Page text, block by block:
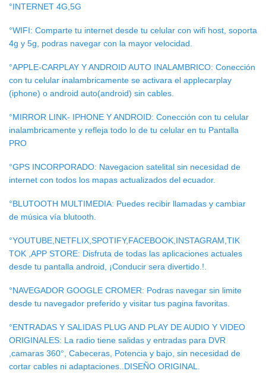
°INTERNET 4G,5G
°WIFI: Comparte tu internet desde tu celular con wifi host, soporta
4g y 5g, podras navegar con la mayor velocidad.
°APPLE-CARPLAY Y ANDROID AUTO INALAMBRICO: Conección
con tu celular inalambricamente se activara el applecarplay
(iphone) o android auto(android) sin cables.
°MIRROR LINK- IPHONE Y ANDROID: Conección con tu celular
inalambricamente y refleja todo lo de tu celular en tu Pantalla
PRO
°GPS INCORPORADO: Navegacion satelital sin necesidad de
internet con todos los mapas actualizados del ecuador.
°BLUTOOTH MULTIMEDIA: Puedes recibir llamadas y cambiar
de música vía blutooth.
°YOUTUBE,NETFLIX,SPOTIFY,FACEBOOK,INSTAGRAM,TIK
TOK ,APP STORE: Disfruta de todas las aplicaciones actuales
desde tu pantalla android, ¡Conducir sera divertido.!.
°NAVEGADOR GOOGLE CROMER: Podras navegar sin limite
desde tu navegador preferido y visitar tus pagina favoritas.
°ENTRADAS Y SALIDAS PLUG AND PLAY DE AUDIO Y VIDEO
ORIGINALES: La radio tiene salidas y entradas para DVR
,camaras 360°, Cabeceras, Potencia y bajo, sin necesidad de
cortar cables ni adaptaciones..DISEÑO ORIGINAL.